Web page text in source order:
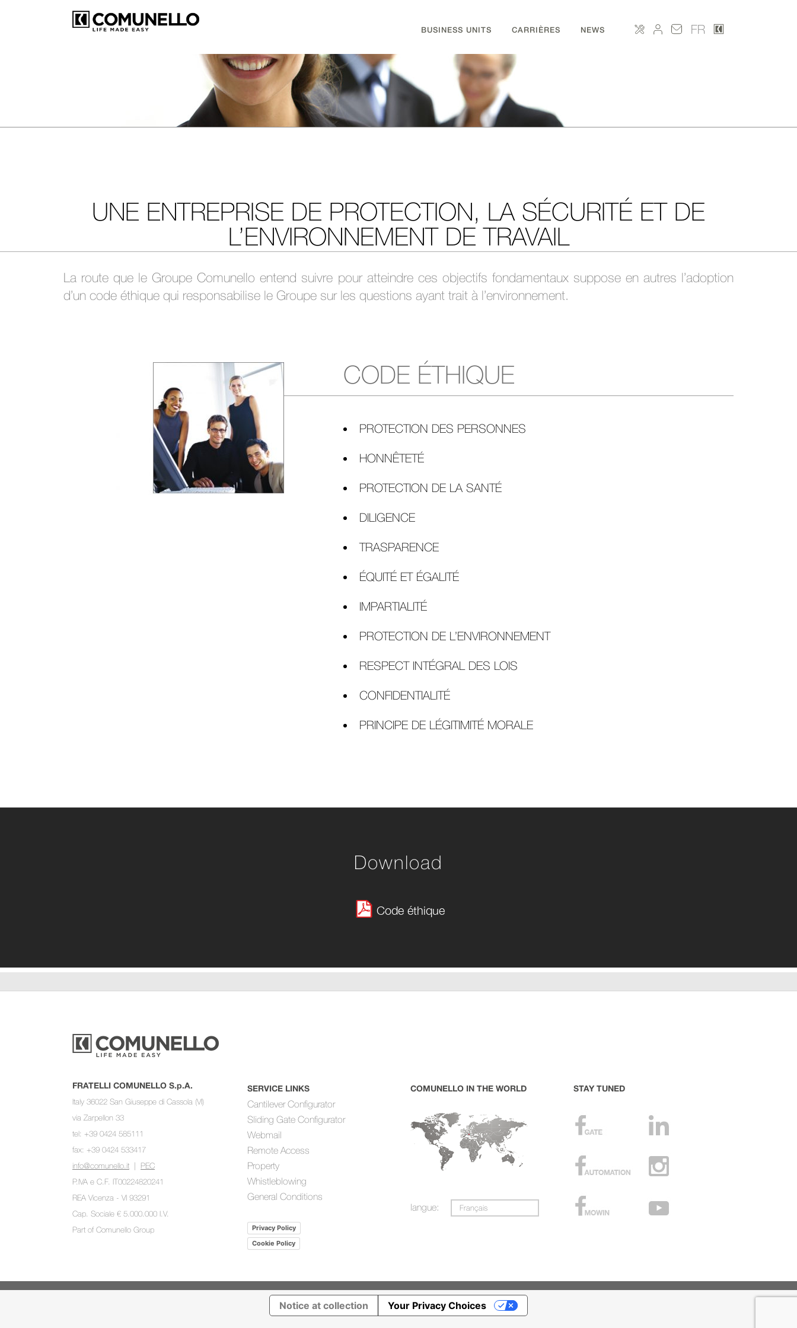
BUSINESS UNITS CARRIÈRES NEWS FR
UNE ENTREPRISE DE PROTECTION, LA SÉCURITÉ ET DE
L’ENVIRONNEMENT DE TRAVAIL
La route que le Groupe Comunello entend suivre pour atteindre ces objectifs fondamentaux suppose en autres l’adoption
d’un code éthique qui responsabilise le Groupe sur les questions ayant trait à l’environnement.
CODE ÉTHIQUE
PROTECTION DES PERSONNES
HONNÊTETÉ
PROTECTION DE LA SANTÉ
DILIGENCE
TRASPARENCE
ÉQUITÉ ET ÉGALITÉ
IMPARTIALITÉ
PROTECTION DE L’ENVIRONNEMENT
RESPECT INTÉGRAL DES LOIS
CONFIDENTIALITÉ
PRINCIPE DE LÉGITIMITÉ MORALE
Download
Code éthique
FRATELLI COMUNELLO S.p.A.
Italy 36022 San Giuseppe di Cassola (VI)
via Zarpellon 33
tel: +39 0424 585111
fax: +39 0424 533417
info@comunello.it | PEC
P.IVA e C.F. IT00224820241
REA Vicenza - VI 93291
Cap. Sociale € 5.000.000 I.V.
Part of Comunello Group
SERVICE LINKS
Cantilever Configurator
Sliding Gate Configurator
Webmail
Remote Access
Property
Whistleblowing
General Conditions
Privacy Policy
Cookie Policy
COMUNELLO IN THE WORLD
langue: Français
STAY TUNED
Notice at collection Your Privacy Choices